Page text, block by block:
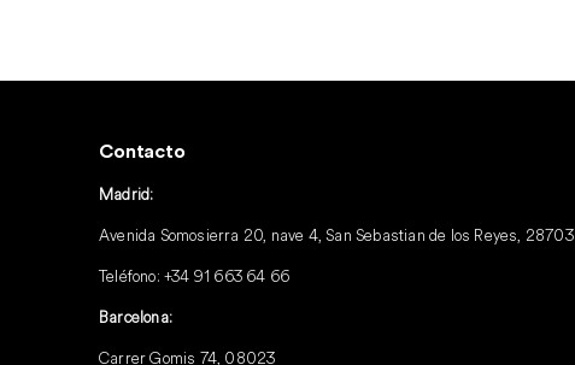
Contacto
Madrid:
Avenida Somosierra 20, nave 4, San Sebastian de los Reyes, 28703
Teléfono:+34 91 663 64 66
Barcelona:
Carrer Gomis 74, 08023